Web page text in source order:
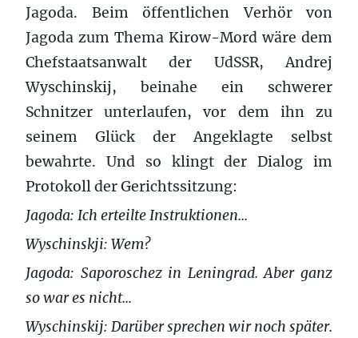
Jagoda. Beim öffentlichen Verhör von
Jagoda zum Thema Kirow-Mord wäre dem
Chefstaatsanwalt der UdSSR, Andrej
Wyschinskij, beinahe ein schwerer
Schnitzer unterlaufen, vor dem ihn zu
seinem Glück der Angeklagte selbst
bewahrte. Und so klingt der Dialog im
Protokoll der Gerichtssitzung:
Jagoda: Ich erteilte Instruktionen...
Wyschinskji: Wem?
Jagoda: Saporoschez in Leningrad. Aber ganz
so war es nicht...
Wyschinskij: Darüber sprechen wir noch später.